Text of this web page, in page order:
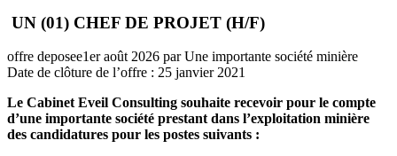
UN (01) CHEF DE PROJET (H/F)
offre deposee1er août 2026 par Une importante société minière
Date de clôture de l’offre : 25 janvier 2021
Le Cabinet Eveil Consulting souhaite recevoir pour le compte
d’une importante société prestant dans l’exploitation minière
des candidatures pour les postes suivants :